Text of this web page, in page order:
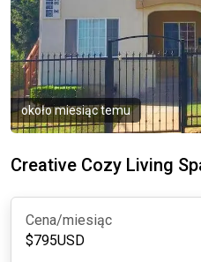
około miesiąc temu
Creative Cozy Living
Cena/miesiąc
$795USD